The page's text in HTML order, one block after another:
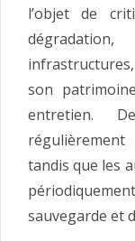
l’objet de
son
entretien.
tandis que les
sauvegarde et